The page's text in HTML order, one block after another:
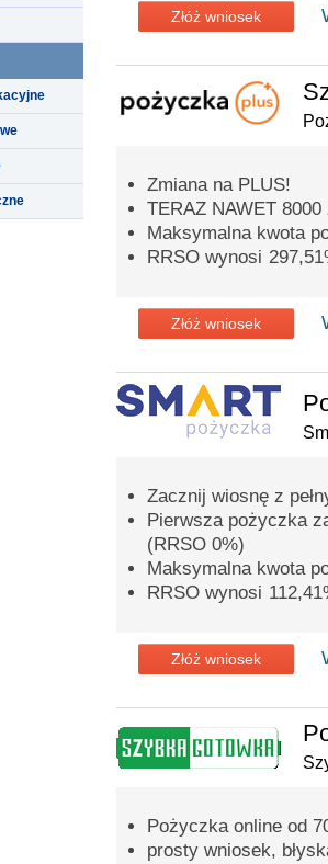
Złóż wniosek
Zmiana na PLUS!
TERAZ NAWET
Maksymalna kwota
RRSO wynosi
Złóż wniosek
Zacznij wiosnę z
Pierwsza pożyczka
(RRSO 0%)
Maksymalna kwota
RRSO wynosi
Złóż wniosek
Pożyczka online od
prosty wniosek,